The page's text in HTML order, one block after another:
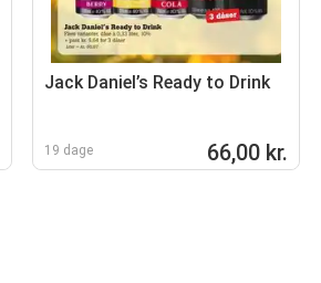
Jack Daniel’s Ready to Drink
19 dage 66,00 kr.